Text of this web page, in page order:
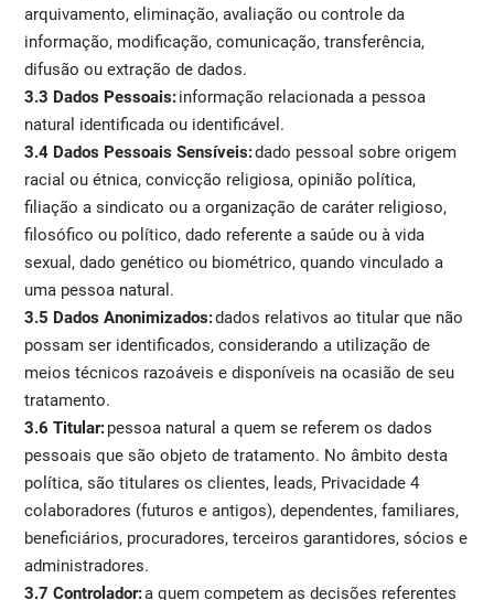
arquivamento, eliminação, avaliação ou controle da
informação, modificação, comunicação, transferência,
difusão ou extração de dados.
3.3 Dados Pessoais:informação relacionada a pessoa
natural identificada ou identificável.
3.4 Dados Pessoais Sensíveis:dado pessoal sobre origem
racial ou étnica, convicção religiosa, opinião política,
filiação a sindicato ou a organização de caráter religioso,
filosófico ou político, dado referente a saúde ou à vida
sexual, dado genético ou biométrico, quando vinculado a
uma pessoa natural.
3.5 Dados Anonimizados:dados relativos ao titular que não
possam ser identificados, considerando a utilização de
meios técnicos razoáveis e disponíveis na ocasião de seu
tratamento.
3.6 Titular:pessoa natural a quem se referem os dados
pessoais que são objeto de tratamento. No âmbito desta
política, são titulares os clientes, leads, Privacidade 4
colaboradores (futuros e antigos), dependentes, familiares,
beneficiários, procuradores, terceiros garantidores, sócios e
administradores.
3.7 Controlador:a quem competem as decisões referentes